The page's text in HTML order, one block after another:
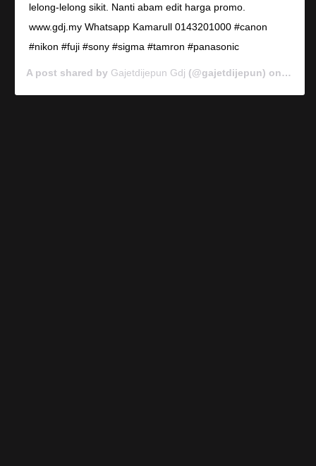
lelong-lelong sikit. Nanti abam edit harga promo.
www.gdj.my Whatsapp Kamarull 0143201000 #canon
#nikon #fuji #sony #sigma #tamron #panasonic
A post shared by Gajetdijepun Gdj (@gajetdijepun) on Jan 7,